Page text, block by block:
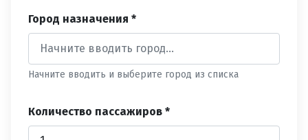
Город назначения *
Начните вводить и выберите город из списка
Количество пассажиров *